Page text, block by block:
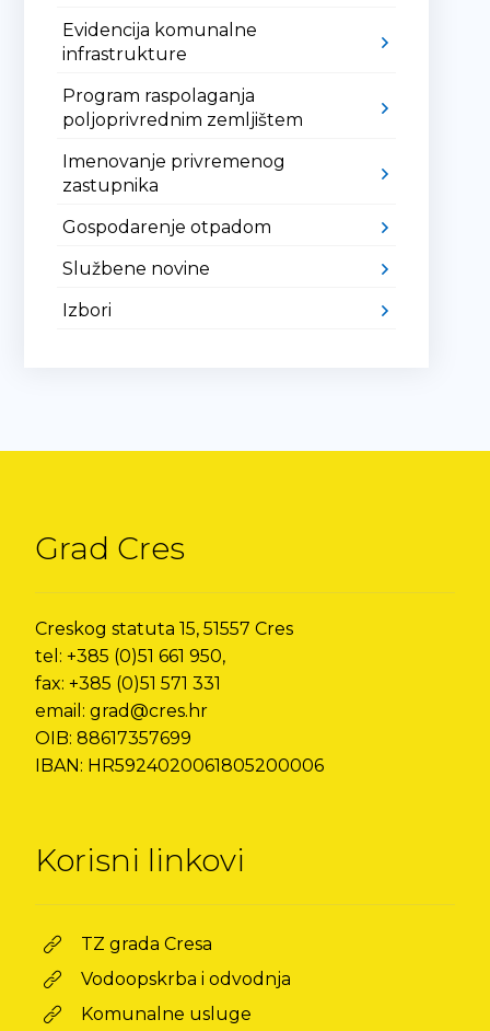
Evidencija komunalne
infrastrukture
Program raspolaganja
poljoprivrednim zemljištem
Imenovanje privremenog
zastupnika
Gospodarenje otpadom
Službene novine
Izbori
Grad Cres
Creskog statuta 15, 51557 Cres
tel: +385 (0)51 661 950,
fax: +385 (0)51 571 331
email: grad@cres.hr
OIB: 88617357699
IBAN: HR5924020061805200006
Korisni linkovi
TZ grada Cresa
Vodoopskrba i odvodnja
Komunalne usluge